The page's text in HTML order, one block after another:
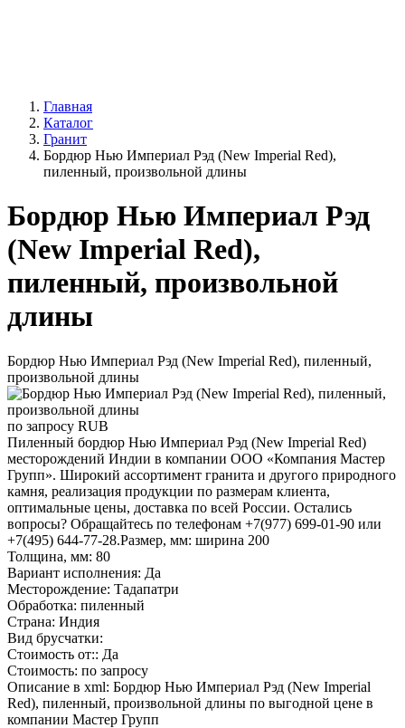
Главная
Каталог
Гранит
Бордюр Нью Империал Рэд (New Imperial Red),
пиленный, произвольной длины
Бордюр Нью Империал Рэд
(New Imperial Red),
пиленный, произвольной
длины
Бордюр Нью Империал Рэд (New Imperial Red), пиленный,
произвольной длины
по запросу RUB
Пиленный бордюр Нью Империал Рэд (New Imperial Red)
месторождений Индии в компании ООО «Компания Мастер
Групп». Широкий ассортимент гранита и другого природного
камня, реализация продукции по размерам клиента,
оптимальные цены, доставка по всей России. Остались
вопросы? Обращайтесь по телефонам +7(977) 699-01-90 или
+7(495) 644-77-28.Размер, мм: ширина 200
Толщина, мм: 80
Вариант исполнения: Да
Месторождение: Тадапатри
Обработка: пиленный
Страна: Индия
Вид брусчатки:
Стоимость от:: Да
Стоимость: по запросу
Описание в xml: Бордюр Нью Империал Рэд (New Imperial
Red), пиленный, произвольной длины по выгодной цене в
компании Мастер Групп